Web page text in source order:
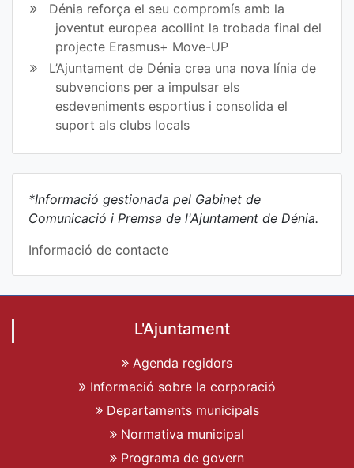
Dénia reforça el seu compromís amb la
joventut europea acollint la trobada final del
projecte Erasmus+ Move-UP
L’Ajuntament de Dénia crea una nova línia de
subvencions per a impulsar els
esdeveniments esportius i consolida el
suport als clubs locals
*Informació gestionada pel Gabinet de
Comunicació i Premsa de l'Ajuntament de Dénia.
Informació de contacte
L'Ajuntament
Agenda regidors
Informació sobre la corporació
Departaments municipals
Normativa municipal
Programa de govern